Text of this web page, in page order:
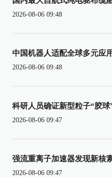
2026-08-06 09:48
中国机器人适配全球多元应
2026-08-06 09:48
科研人员确证新型粒子“胶球
2026-08-06 09:47
强流重离子加速器发现新核
2026-08-06 09:47